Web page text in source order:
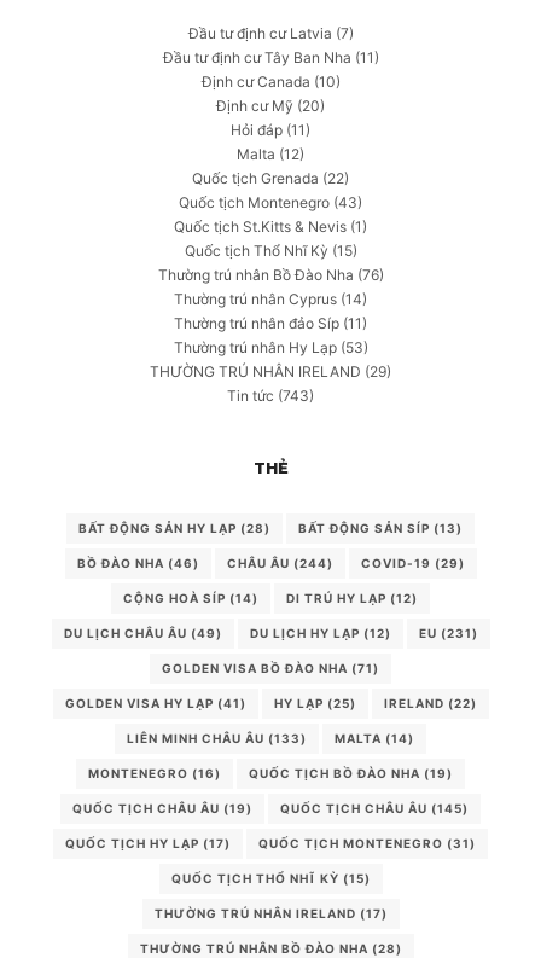
Đầu tư định cư Latvia (7)
Đầu tư định cư Tây Ban Nha (11)
Định cư Canada (10)
Định cư Mỹ (20)
Hỏi đáp (11)
Malta (12)
Quốc tịch Grenada (22)
Quốc tịch Montenegro (43)
Quốc tịch St.Kitts & Nevis (1)
Quốc tịch Thổ Nhĩ Kỳ (15)
Thường trú nhân Bồ Đào Nha (76)
Thường trú nhân Cyprus (14)
Thường trú nhân đảo Síp (11)
Thường trú nhân Hy Lạp(53)
THƯỜNG TRÚ NHÂN IRELAND (29)
Tin tức (743)
THẺ
BẤT ĐỘNG SẢN HY LẠP (28) BẤT ĐỘNG SẢN SÍP (13)
BỒ ĐÀO NHA (46) CHÂU ÂU (244) COVID-19 (29)
CỘNG HOÀ SÍP (14) DI TRÚ HY LẠP (12)
DU LỊCH CHÂU ÂU (49) DU LỊCH HY LẠP (12) EU (231)
GOLDEN VISA BỒ ĐÀO NHA (71)
GOLDEN VISA HY LẠP (41) HY LẠP (25) IRELAND (22)
LIÊN MINH CHÂU ÂU (133) MALTA (14)
MONTENEGRO (16) QUỐC TỊCH BỒ ĐÀO NHA (19)
QUỐC TỊCH CHÂU ÂU (19) QUỐC TỊCH CHÂU ÂU (145)
QUỐC TỊCH HY LẠP (17) QUỐC TỊCH MONTENEGRO (31)
QUỐC TỊCH THỔ NHĨ KỲ (15)
THƯỜNG TRÚ NHÂN IRELAND (17)
THƯỜNG TRÚ NHÂN BỒ ĐÀO NHA (28)